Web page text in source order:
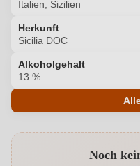
Italien, Sizilien
Herkunft
Sicilia DOC
Alkoholgehalt
13 %
Alkoholgehalt in %Noch